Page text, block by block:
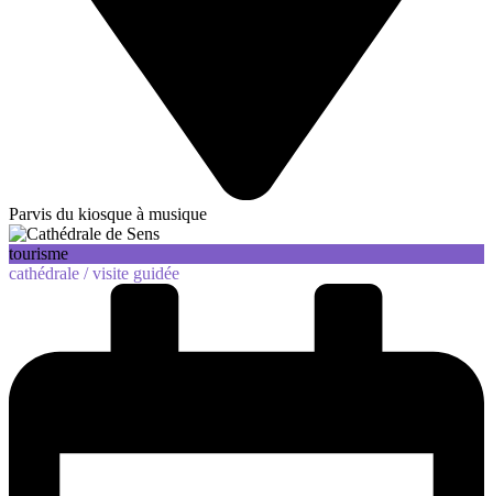
Parvis du kiosque à musique
tourisme
cathédrale /visite guidée